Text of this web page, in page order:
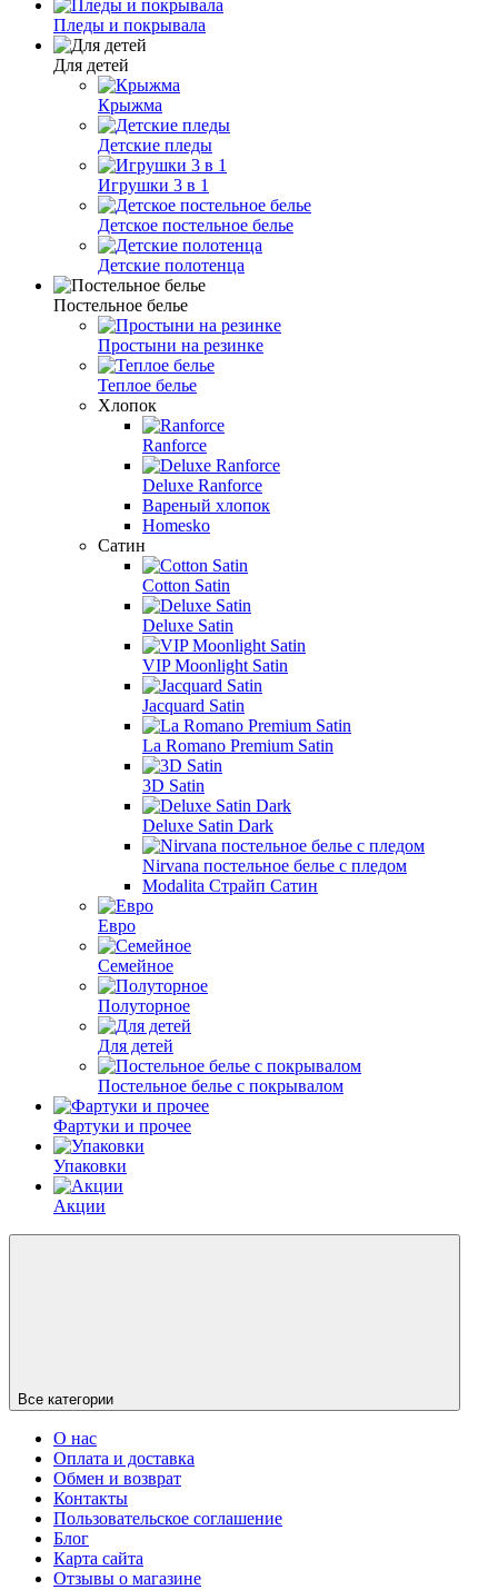
Пледы и покрывала
Для детей
Крыжма
Детские пледы
Игрушки 3 в 1
Детское постельное белье
Детские полотенца
Постельное белье
Простыни на резинке
Теплое белье
Хлопок
Ranforce
Deluxe Ranforce
Вареный хлопок
Homesko
Сатин
Cotton Satin
Deluxe Satin
VIP Moonlight Satin
Jacquard Satin
La Romano Premium Satin
3D Satin
Deluxe Satin Dark
Nirvana постельное белье с пледом
Modalita Страйп Сатин
Евро
Семейное
Полуторное
Для детей
Постельное белье с покрывалом
Фартуки и прочее
Упаковки
Акции
Все категории
О нас
Оплата и доставка
Обмен и возврат
Контакты
Пользовательское соглашение
Блог
Карта сайта
Отзывы о магазине